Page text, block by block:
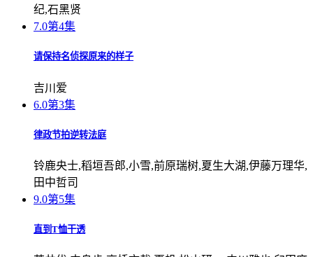
纪,石黑贤
7.0第4集
请保持名侦探原来的样子
吉川爱
6.0第3集
律政节拍逆转法庭
铃鹿央士,稻垣吾郎,小雪,前原瑞树,夏生大湖,伊藤万理华,
田中哲司
9.0第5集
直到T恤干透